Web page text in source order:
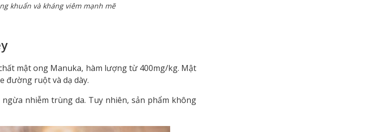
khuẩn và kháng viêm mạnh mẽ
mật ong Manuka, hàm lượng từ 400mg/kg. Mật
đường ruột và dạ dày.
nhiễm trùng da. Tuy nhiên, sản phẩm không